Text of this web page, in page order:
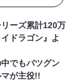
ーズ累計120万
ドラゴン』よ
でもバツグン
が主役!!